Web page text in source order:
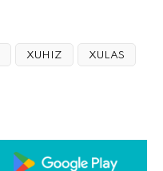
XUHIZ XULAS